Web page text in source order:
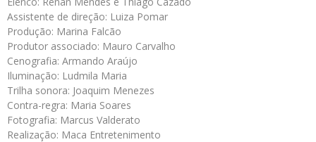
Assistente de direção: Luiza Pomar
Produção: Marina Falcão
Produtor associado: Mauro Carvalho
Cenografia: Armando Araújo
Iluminação: Ludmila Maria
Trilha sonora: Joaquim Menezes
Contra-regra: Maria Soares
Fotografia: Marcus Valderato
Realização: Maca Entretenimento